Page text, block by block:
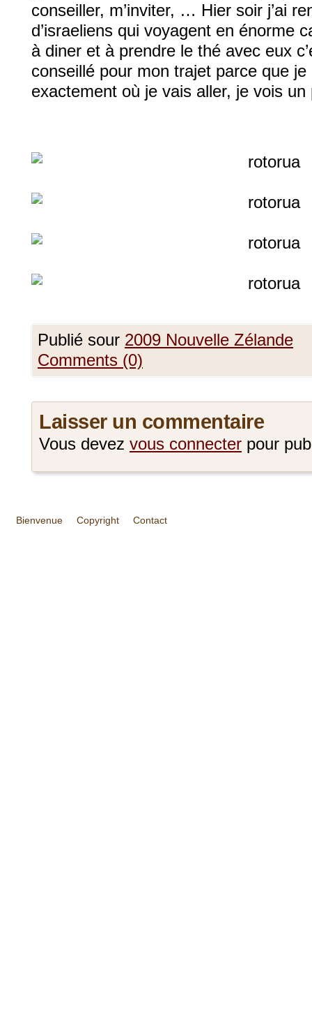
conseiller, m’inviter, … Hier soir j’ai
d’israeliens qui voyagent en énorme
à diner et à prendre le thé avec eux
conseillé pour mon trajet parce que
exactement où je vais aller, je vois un
Publié sour 2009 Nouvelle Zélande
Comments (0)
Laisser un commentaire
Vous devez vous connecter pour
Bienvenue Copyright Contact